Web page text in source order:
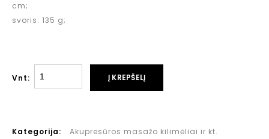
cm;
svoris: 135 g;
Vnt: Į KREPŠELĮ
Kategorija: Akupresūros masažo kilimėliai ir kt.